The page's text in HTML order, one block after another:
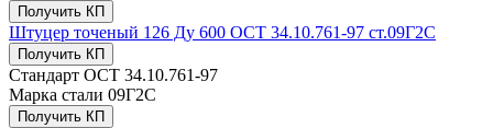
Получить КП
Штуцер точеный 126 Ду 600 ОСТ 34.10.761-97 ст.09Г2С
Получить КП
Стандарт ОСТ 34.10.761-97
Марка стали 09Г2С
Получить КП